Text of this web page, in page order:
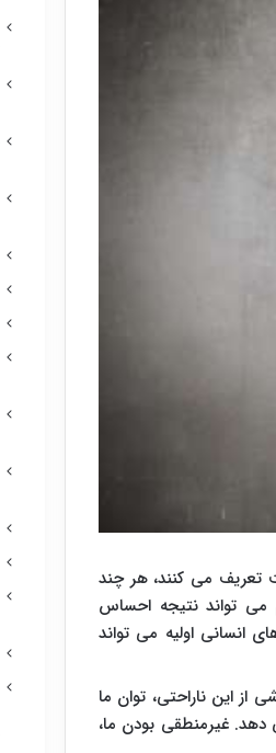
تعریف می کنند، هر چند
تواند نتیجه احساس
انسانی اولیه می تواند
از این ناراحتی، توان ما
دهد. غیرمنطقی بودن ما،